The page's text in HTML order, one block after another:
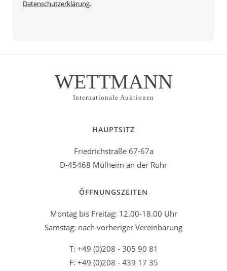
Datenschutzerklärung.
WETTMANN
Internationale Auktionen
HAUPTSITZ
Friedrichstraße 67-67a
D-45468 Mülheim an der Ruhr
ÖFFNUNGSZEITEN
Montag bis Freitag: 12.00-18.00 Uhr
Samstag: nach vorheriger Vereinbarung
T: +49 (0)208 - 305 90 81
F: +49 (0)208 - 439 17 35